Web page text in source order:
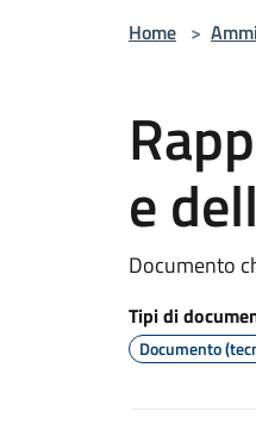
Home >
e
Documento
Tipi di
Documento